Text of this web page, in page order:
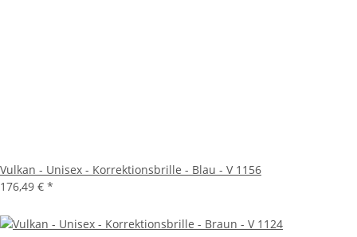
Vulkan - Unisex - Korrektionsbrille - Blau - V 1156
176,49 € *